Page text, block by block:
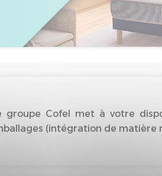
groupe Cofel met à votre
(intégration de matière